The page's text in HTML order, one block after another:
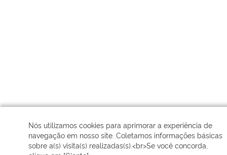
Nós utilizamos cookies para aprimorar a experiência de
navegação em nosso site. Coletamos informações básicas
sobre a(s) visita(s) realizadas(s).<br>Se você concorda,